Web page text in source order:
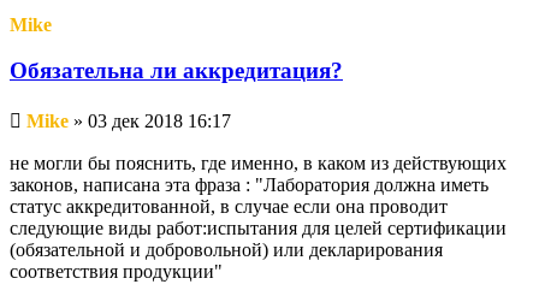
Mike
Обязательна ли аккредитация?
Непрочитанное
Mike » 03 дек 2018 16:17
не могли бы пояснить, где именно, в каком из действующих
законов, написана эта фраза : "Лаборатория должна иметь
статус аккредитованной, в случае если она проводит
следующие виды работ:испытания для целей сертификации
(обязательной и добровольной) или декларирования
соответствия продукции"